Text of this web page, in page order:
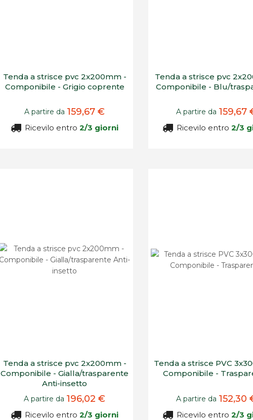
Tenda a strisce pvc 2x200mm -
Componibile - Grigio coprente
A partire da 159,67 €
Ricevilo entro2/3 giorni
Tenda a strisce pvc
Componibile - Blu/
A partire da 159,67
Ricevilo entro2/3
Tenda a strisce pvc 2x200mm -
Componibile - Gialla/trasparente
Anti-insetto
A partire da 196,02 €
Ricevilo entro2/3 giorni
Tenda a strisce PVC
Componibile -
A partire da 152,30
Ricevilo entro2/3